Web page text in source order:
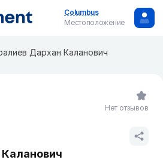
Columbus
Местоположение
Дархан Каланович
Нет отзывов